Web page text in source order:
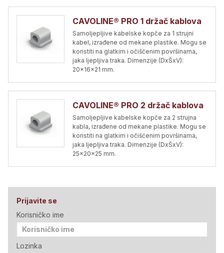
CAVOLINE® PRO 1 držač kablova
Samoljepljive kabelske kopče za 1 strujni
kabel, izrađene od mekane plastike. Mogu se
koristiti na glatkim i očišćenim površinama,
jaka ljepljiva traka. Dimenzije (DxŠxV):
20x16x21 mm.
CAVOLINE® PRO 2 držač kablova
Samoljepljive kabelske kopče za 2 strujna
kabla, izrađene od mekane plastike. Mogu se
koristiti na glatkim i očišćenim površinama,
jaka ljepljiva traka. Dimenzije (DxŠxV):
25x20x25 mm.
Prijavite se
Korisničko ime
Lozinka